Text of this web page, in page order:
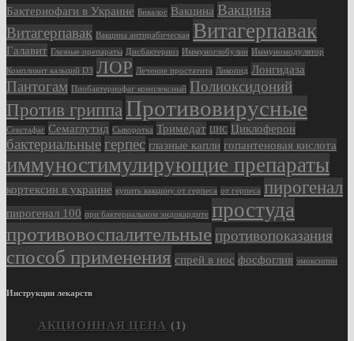
Бактериофаги в Украине Бивалос Вакцина Вакцина
Витагерпавак Вакцина антирабическая Витагерпавак
Галавит Глазные препараты Дисбактериоз Иммуноглобулин Иммуномодулятор
Компливит кальций D3 ЛОР Лечение простатита Ликопид Лонгидаза
Пантогам Пиобактериофаг комплексный Полиоксидоний
Против гриппа Противовирусные
Секстафаг Семаглутид Сыворотка Тримедат ЦНС Циклоферон
бактериальныегерпес глазные капли гопантеновая кислота
иммуностимулирующие препараты
кортексин в украине купить вакцину от герпеса от герпеса пирогенал
пирогенал 100 при бактериальном эндокардите простуда
противовоспалительные противопоказания
способ применения спрей в нос фосфоглив эмоксипин
Инструкции лекарств
АКЦИОННАЯ ЦЕНА (1)